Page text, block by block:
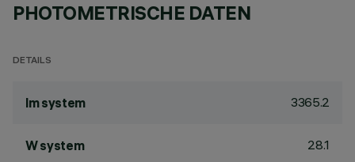
PHOTOMETRISCHE DATEN
DETAILS
lm system 3365.2
W system 28.1